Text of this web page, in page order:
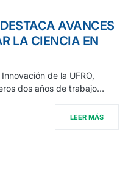
AVANCES
LA CIENCIA EN
de la UFRO,
dos años de trabajo…
LEER MÁS